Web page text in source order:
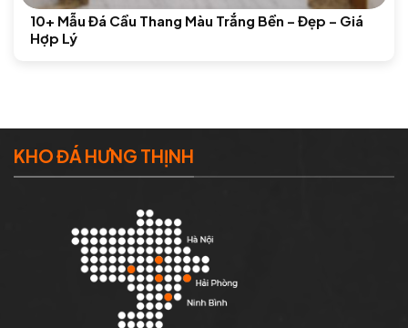
10+ Mẫu Đá Cầu Thang Màu Trắng Bền – Đẹp – Giá
Hợp Lý
KHO ĐÁ HƯNG THỊNH